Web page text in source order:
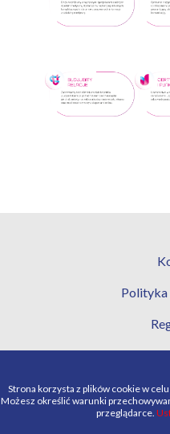
Strona korzysta z plików cookie w
Możesz określić warunki
przeglądarce.
Copyright: CMEducation